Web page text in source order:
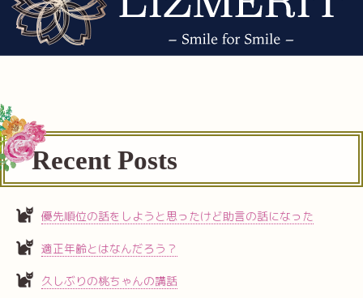
Recent Posts
優先順位の話をしようと思ったけど助言の話になった
適正年齢とはなんだろう？
久しぶりの桃ちゃんの講話